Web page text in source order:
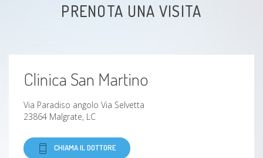
PRENOTA UNA VISITA
Clinica San Martino
Via Paradiso angolo Via Selvetta
23864 Malgrate, LC
CHIAMA IL DOTTORE